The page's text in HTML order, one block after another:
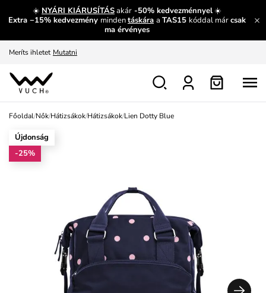
☀️ NYÁRI KIÁRUSÍTÁSakár -50% kedvezménnyel☀️
Extra −15% kedvezmény mindentáskára a TAS15 kóddal márcsak
ma érvényes
És mi az, amit máshol nem lehet megtudni?
Fedezze fel velünk az újdonságokat. Megtekintés
Meríts ihletet Mutatni
Ingyenes csere és visszaküldés
Főoldal/Nők/Hátizsákok/Hátizsákok/Lien Dotty Blue
Újdonság
-25%